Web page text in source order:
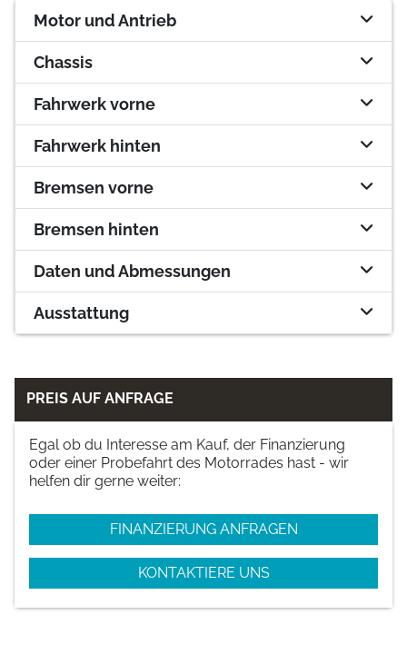
Motor und Antrieb
Chassis
Fahrwerk vorne
Fahrwerk hinten
Bremsen vorne
Bremsen hinten
Daten und Abmessungen
Ausstattung
PREIS AUF ANFRAGE
Egal ob du Interesse am Kauf, der Finanzierung
oder einer Probefahrt des Motorrades hast - wir
helfen dir gerne weiter:
FINANZIERUNG ANFRAGEN
KONTAKTIERE UNS